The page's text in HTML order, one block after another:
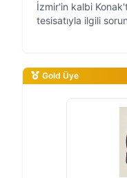
İzmir'in kalbi
tesisatıyla ilgili
Gold Üye